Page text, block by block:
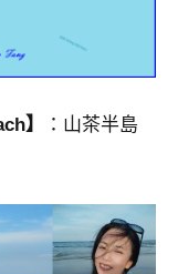
】
：山茶半島